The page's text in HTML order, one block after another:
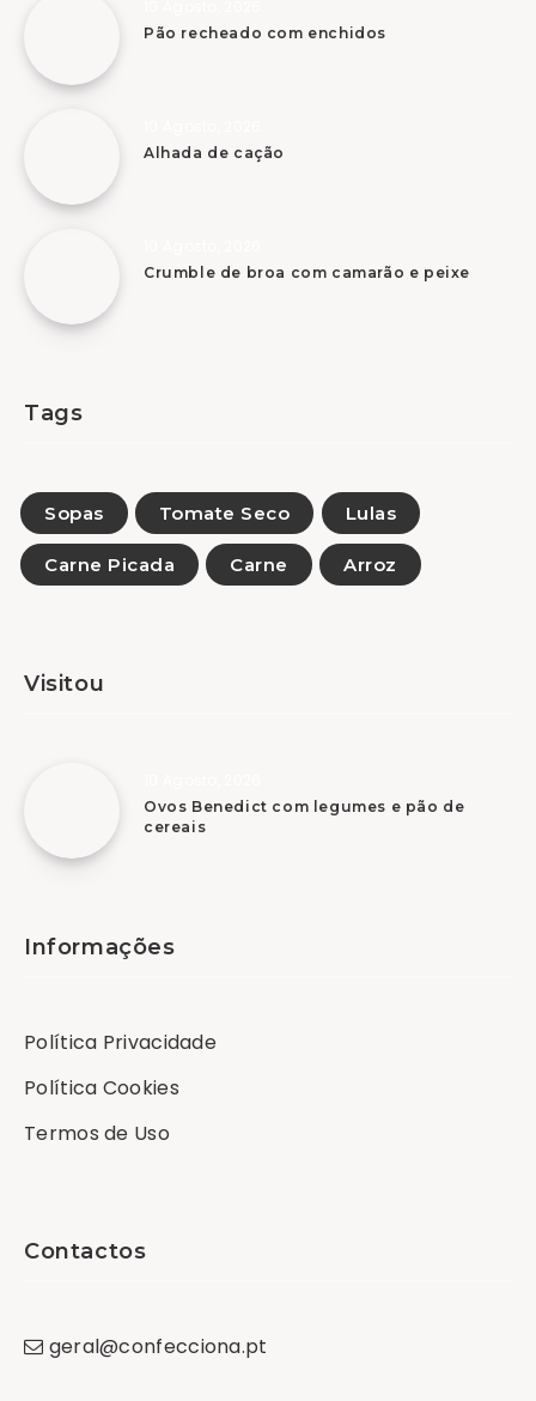
Pão recheado com enchidos
Alhada de cação
Crumble de broa com camarão e peixe
Tags
Sopas Tomate Seco Lulas
Carne Picada Carne Arroz
Visitou
Ovos Benedict com legumes e pão de
cereais
Informações
Política Privacidade
Política Cookies
Termos de Uso
Contactos
geral@confecciona.pt